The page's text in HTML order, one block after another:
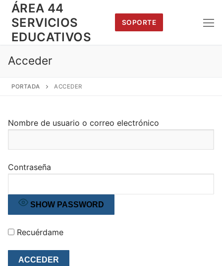
Saltar
contenido
ÁREA 44
SERVICIOS
EDUCATIVOS
SOPORTE
Acceder
PORTADA ACCEDER
Nombre de usuario o correo electrónico
Contraseña
SHOW PASSWORD
Recuérdame